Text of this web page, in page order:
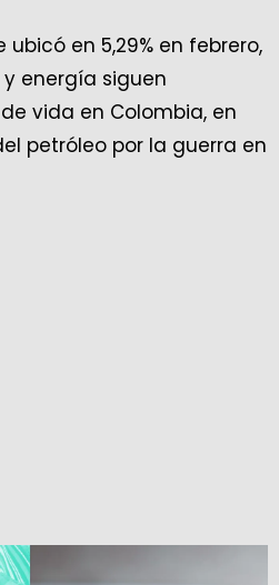
en 5,29% en febrero,
energía siguen
vida en Colombia, en
petróleo por la guerra en